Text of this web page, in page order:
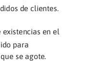
de clientes.
en el
para
se agote.